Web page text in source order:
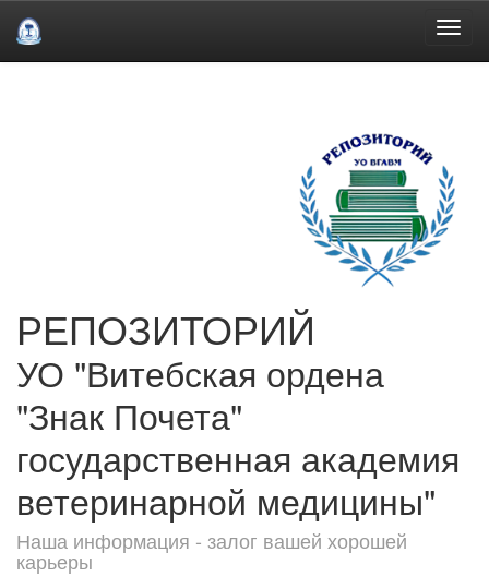
РЕПОЗИТОРИЙ
УО "Витебская ордена
"Знак Почета"
государственная академия
ветеринарной медицины"
Наша информация - залог вашей хорошей
карьеры